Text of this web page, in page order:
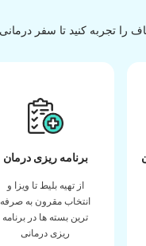
برنامه ریزی درمان
از تهیه بلیط تا ویزا و
انتخاب مقرون به صرفه
ترین بسته ها در برنامه
ریزی درمانی